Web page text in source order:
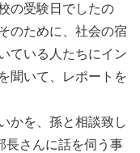
の受験日でしたの
のために、社会の宿
ている人たちにイン
聞いて、レポートを
かを、孫と相談致し
長さんに話を伺う事